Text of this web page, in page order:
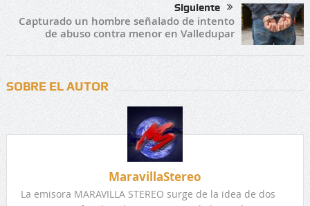
Siguiente
Capturado un hombre señalado de intento
de abuso contra menor en Valledupar
SOBRE EL AUTOR
MaravillaStereo
La emisora MARAVILLA STEREO surge de la idea de dos